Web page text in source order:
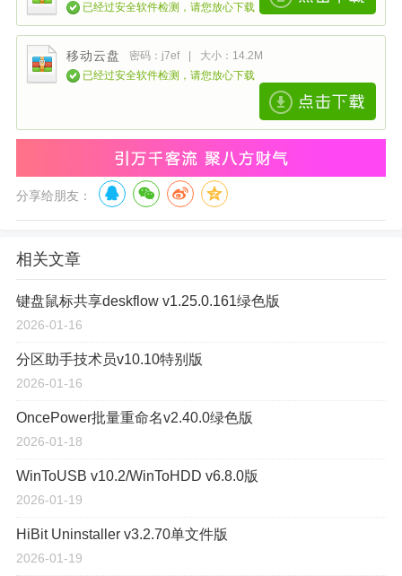
已经过安全软件检测，请您放心下载
移动云盘 密码：j7ef |
大小：14.2M
已经过安全软件检测，请您放心下载
分享给朋友：
相关文章
键盘鼠标共享deskflow v1.25.0.161绿色版
2026-01-16
分区助手技术员v10.10特别版
2026-01-16
OncePower批量重命名v2.40.0绿色版
2026-01-18
WinToUSB v10.2/WinToHDD v6.8.0版
2026-01-19
HiBit Uninstaller v3.2.70单文件版
2026-01-19